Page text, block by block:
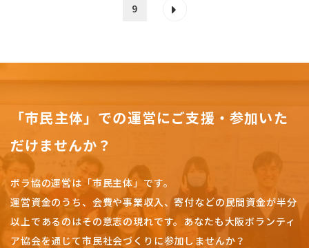
9
「市民主体」での運営にご支援・参加いた
だけませんか？
ボラ協の運営は「市民主体」です。
運営資金のうち、会費や事業収入、寄付などの民間資金が半分
以上であるのはその意志の現れです。 あなたも大阪ボランティ
ア協会を通じて市民社会づくりに参加しませんか？